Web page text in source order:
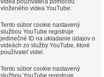
videa používateľa pomocou
vloženého videa YouTube.
Tento súbor cookie nastavený
službou YouTube registruje
jedinečné ID na ukladanie údajov o
videách zo služby YouTube, ktoré
používateľ videl.
Tento súbor cookie nastavený
službou YouTube registruje